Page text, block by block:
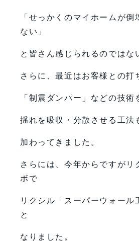
「せっかくのマイホームが倒
ない」
と皆さん感じられるのではな
さらに、最近はお客様との打
「制震ダンパー」などの技術
揺れを吸収・分散させる工法
加わってきました。
さらには、今年からですがリ
ボで
リクシル「スーパーウォール
と
なりました。